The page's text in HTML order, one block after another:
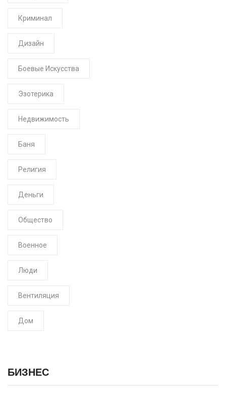
Криминал
Дизайн
Боевые Искусства
Эзотерика
Недвижимость
Баня
Религия
Деньги
Общество
Военное
Люди
Вентиляция
Дом
БИЗНЕС